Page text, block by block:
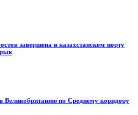
завершена в казахстанском порту
Великобританию по Среднему коридору